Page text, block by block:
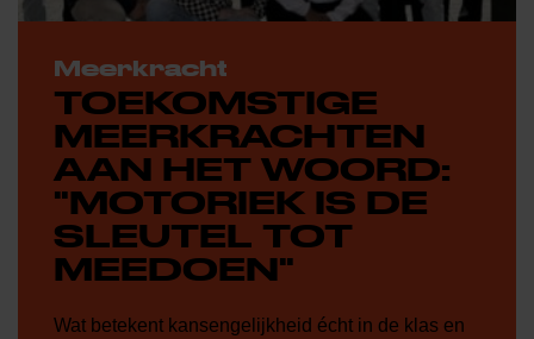
Meerkracht
TOEKOMSTIGE
MEERKRACHTEN
AAN HET WOORD:
"MOTORIEK IS DE
SLEUTEL TOT
MEEDOEN"
Wat betekent kansengelijkheid écht in de klas en